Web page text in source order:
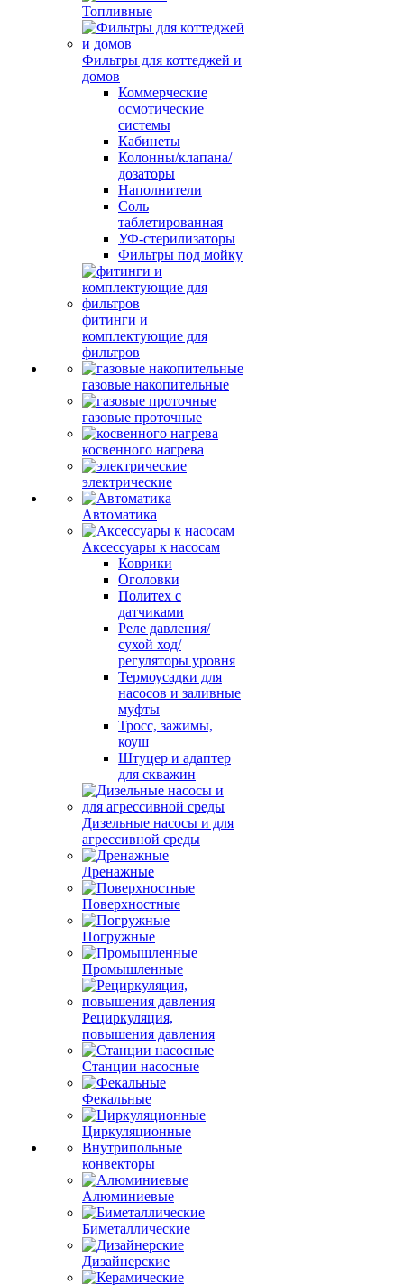
Топливные
Фильтры для коттеджей и
домов
Коммерческие
осмотические
системы
Кабинеты
Колонны/клапана/
дозаторы
Наполнители
Соль
таблетированная
УФ-стерилизаторы
Фильтры под мойку
фитинги и
комплектующие для
фильтров
газовые накопительные
газовые проточные
косвенного нагрева
электрические
Автоматика
Аксессуары к насосам
Коврики
Оголовки
Политех с
датчиками
Реле давления/
сухой ход/
регуляторы уровня
Термоусадки для
насосов и заливные
муфты
Тросс, зажимы,
коуш
Штуцер и адаптер
для скважин
Дизельные насосы и для
агрессивной среды
Дренажные
Поверхностные
Погружные
Промышленные
Рециркуляция,
повышения давления
Станции насосные
Фекальные
Циркуляционные
Внутрипольные
конвекторы
Алюминиевые
Биметаллические
Дизайнерские